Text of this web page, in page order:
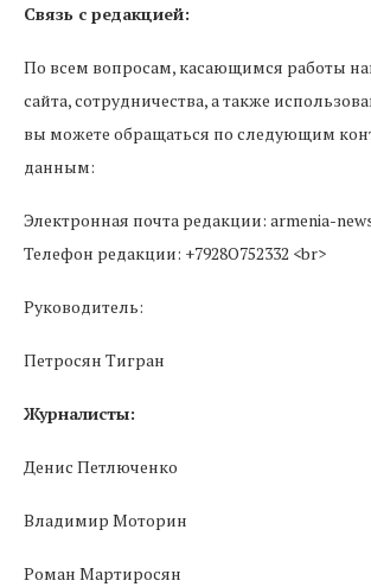
Связь с редакцией:
По всем вопросам, касающимся работы
сайта, сотрудничества, а также
вы можете обращаться по следующим
данным:
Электронная почта редакции: armenia-
Телефон редакции: +7928O752332 <br>
Руководитель:
Петросян Тигран
Журналисты:
Денис Петлюченко
Владимир Моторин
Роман Мартиросян